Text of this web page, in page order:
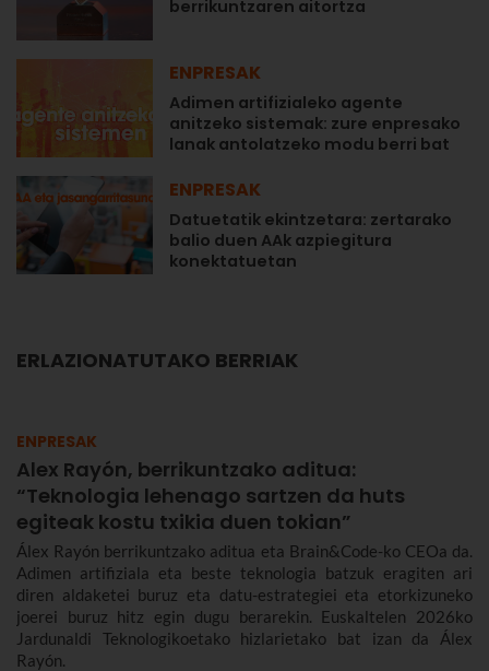
berrikuntzaren aitortza
ENPRESAK
Adimen artifizialeko agente
anitzeko sistemak: zure enpresako
lanak antolatzeko modu berri bat
ENPRESAK
Datuetatik ekintzetara: zertarako
balio duen AAk azpiegitura
konektatuetan
ERLAZIONATUTAKO BERRIAK
ENPRESAK
Alex Rayón, berrikuntzako aditua:
“Teknologia lehenago sartzen da huts
egiteak kostu txikia duen tokian”
Álex Rayón berrikuntzako aditua eta Brain&Code-ko CEOa da.
Adimen artifiziala eta beste teknologia batzuk eragiten ari
diren aldaketei buruz eta datu-estrategiei eta etorkizuneko
joerei buruz hitz egin dugu berarekin. Euskaltelen 2026ko
Jardunaldi Teknologikoetako hizlarietako bat izan da Álex
Rayón.